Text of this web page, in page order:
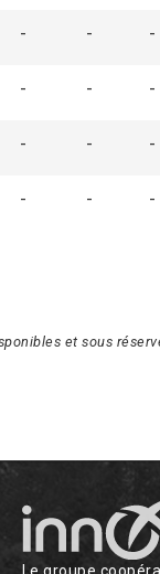
- - -
- - -
- - -
- - -
et sous